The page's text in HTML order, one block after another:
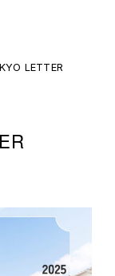
LETTER